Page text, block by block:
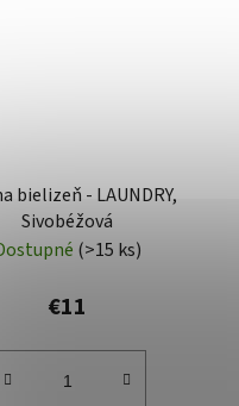
bielizeň - LAUNDRY,
Sivobéžová
(>15 ks)
€11